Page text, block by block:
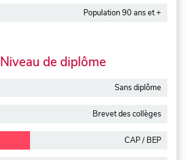
Population 90 ans et +
Niveau de diplôme
Sans diplôme
Brevet des collèges
CAP / BEP